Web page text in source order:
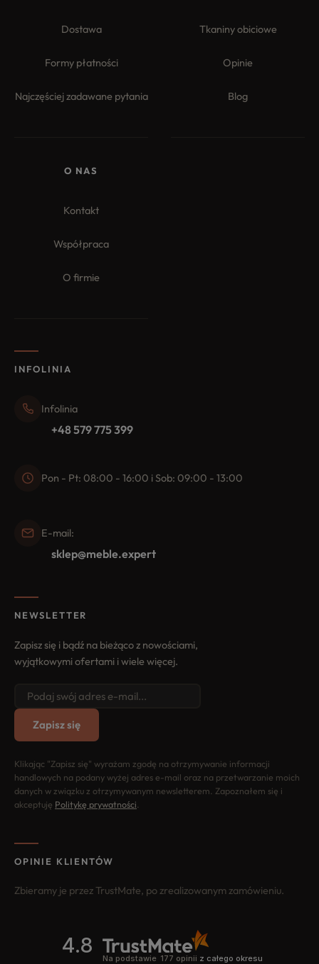
Dostawa
Formy płatności
Najczęściej zadawane pytania
Tkaniny obiciowe
Opinie
Blog
O NAS
Kontakt
Współpraca
O firmie
INFOLINIA
Infolinia
+48 579 775 399
Pon - Pt: 08:00 - 16:00 i Sob: 09:00 - 13:00
E-mail:
sklep@meble.expert
NEWSLETTER
Zapisz się i bądź na bieżąco z nowościami,
wyjątkowymi ofertami i wiele więcej.
Zapisz się
Klikając "Zapisz się" wyrażam zgodę na otrzymywanie informacji
handlowych na podany wyżej adres e-mail oraz na przetwarzanie moich
danych w związku z otrzymywanym newsletterem. Zapoznałem się i
akceptuję Politykę prywatności
OPINIE KLIENTÓW
Zbieramy je przez TrustMate, po zrealizowanym zamówieniu.